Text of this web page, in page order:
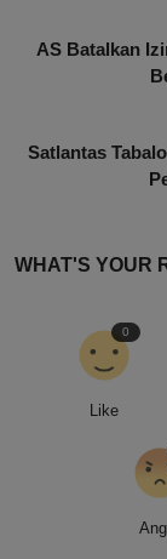
AS Batalkan
Satlantas
WHAT'S YOUR
Like
0